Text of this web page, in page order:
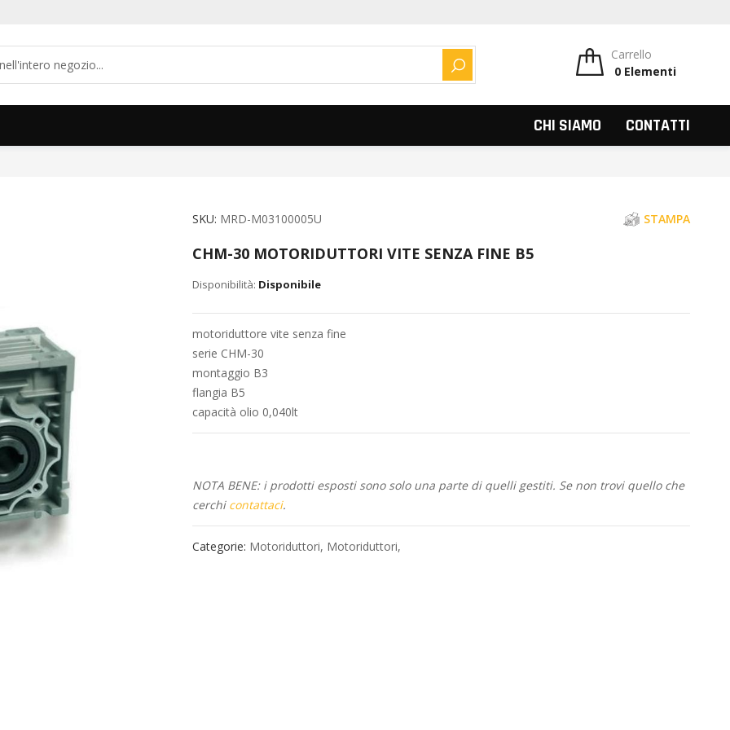
CERCA
Carrello
0 Elementi
CHI SIAMO CONTATTI
SKU MRD-M03100005U STAMPA
CHM-30 MOTORIDUTTORI VITE SENZA FINE B5
Disponibile
motoriduttore vite senza fine
serie CHM-30
montaggio B3
flangia B5
capacità olio 0,040lt
NOTA BENE: i prodotti esposti sono solo una parte di quelli gestiti. Se non trovi quello che
cerchi contattaci.
Categorie: Motoriduttori, Motoriduttori,